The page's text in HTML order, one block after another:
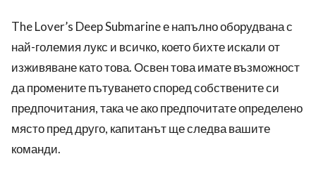
The Lover’s Deep Submarine е напълно оборудвана с
най-големиялукс и всичко, което бихте искали от
изживяване като това.Освен това имате възможност
да промените пътуването според собствените си
предпочитания, така че ако предпочитате определено
място пред друго, капитанът ще следва вашите
команди.